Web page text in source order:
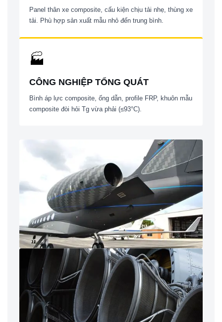
Panel thân xe composite, cấu kiện chịu tải nhẹ, thùng xe
tải. Phù hợp sản xuất mẫu nhỏ đến trung bình.
🏭
CÔNG NGHIỆP TỔNG QUÁT
Bình áp lực composite, ống dẫn, profile FRP, khuôn mẫu
composite đòi hỏi Tg vừa phải (≤93°C).